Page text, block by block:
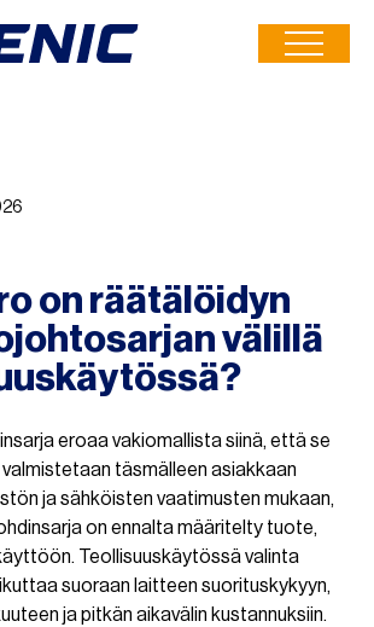
on räätälöidyn
välillä
eroaa vakiomallista siinä, että se
valmistetaan täsmälleen asiakkaan
ja sähköisten vaatimusten mukaan,
on ennalta määritelty tuote,
Teollisuuskäytössä valinta
suoraan laitteen suorituskykyyn,
ja pitkän aikavälin kustannuksiin.